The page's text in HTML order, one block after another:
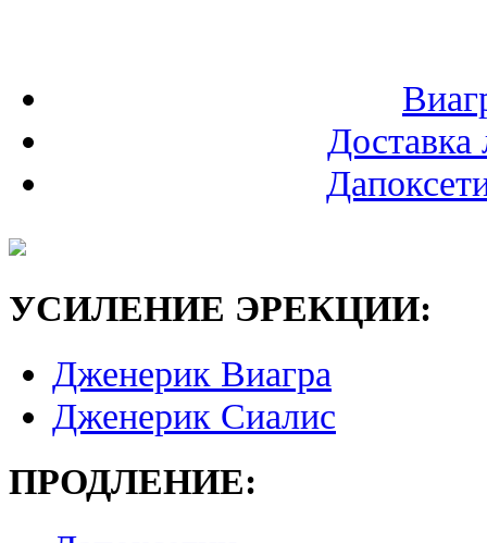
Доставка
УСИЛЕНИЕ ЭРЕКЦИИ:
Дженерик Виагра
Дженерик Сиалис
ПРОДЛЕНИЕ: